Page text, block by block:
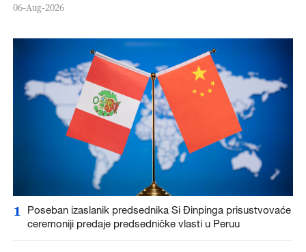
06-Aug-2026
1
Poseban izaslanik predsednika Si Đinpinga prisustvovaće
ceremoniji predaje predsedničke vlasti u Peruu